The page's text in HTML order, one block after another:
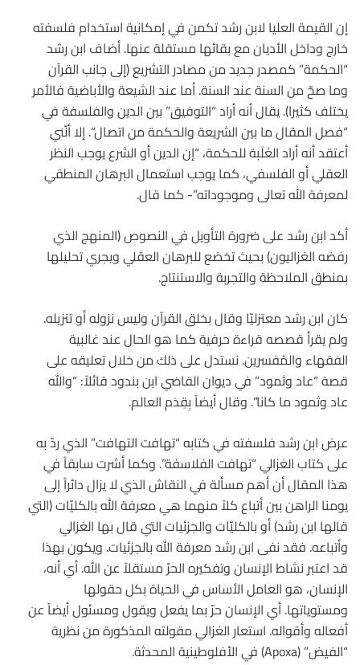
إن القيمة العليا لابن رشد تكمن في إمكانية استخدام فلسفته
خارج وداخل الأديان مع بقائها مستقلة عنها. أضاف ابن رشد
“الحكمة” كمصدر جديد من مصادر التشريع (إلى جانب القرآن
وما صحّ من السنة عند السنة. أما عند الشيعة والأباضية فالأمر
يختلف كثيرا). يقال أنه أراد “التوفيق” بين الدين والفلسفة في
“فصل المقال ما بين الشريعة والحكمة من اتصال”. إلا أنّني
أعتقد أنه أراد الغَلَبة للحكمة، “إن الدين أو الشرع يوجب النظر
العقلي أو الفلسفي، كما يوجب استعمال البرهان المنطقي
لمعرفة الله تعالى وموجوداته”- كما قال.
أكد ابن رشد على ضرورة التأويل في النصوص (المنهج الذي
رفضه الغزاليون) بحيث تخضع للبرهان العقلي ويجري تحليلها
بمنطق الملاحظة والتجربة والاستنتاج.
كان ابن رشد معتزليّا وقال بخلق القرآن وليس نزوله أو تنزيله.
ولم يقرأ قصصه قراءة حرفية كما هو الحال عند غالبية
الفقهاء والمُفسرين. نستدل على ذلك من خلال تعليقه على
قصة “عاد وثمود” في ديوان القاضي ابن بندود قائلاً: “والله
عاد وثمود ما كانا”. وقال أيضاً بِقِدَم العالم.
عرض ابن رشد فلسفته في كتابه “تهافت التهافت” الذي ردّ به
على كتاب الغزالي “تهافت الفلاسفة”. وكما أشرت سابقاً في
هذا المقال أن أهم مسألة في النقاش الذي لا يزال دائراً إلى
يومنا الراهن بين أتباع كلاً منهما هي معرفة الله بالكليّات (التي
قالها ابن رشد) أو بالكليّات والجزئيات التي قال بها الغزالي
وأتباعه. فقد نفى ابن رشد معرفة الله بالجزئيات. ويكون بهذا
قد اعتبر نشاط الإنسان وتفكيره الحرّ مستقلاً عن الله. أي أنه،
الإنسان، هو العامل الأساس في الحياة بكل حقولها
ومستوياتها. أي الإنسان حرّ بما يفعل ويقول ومسئول أيضاً عن
أفعاله وأقواله. استعار الغزالي مقولته المذكورة من نظرية
“الفيض” (Apoxa) في الأفلوطينية المحدثة.